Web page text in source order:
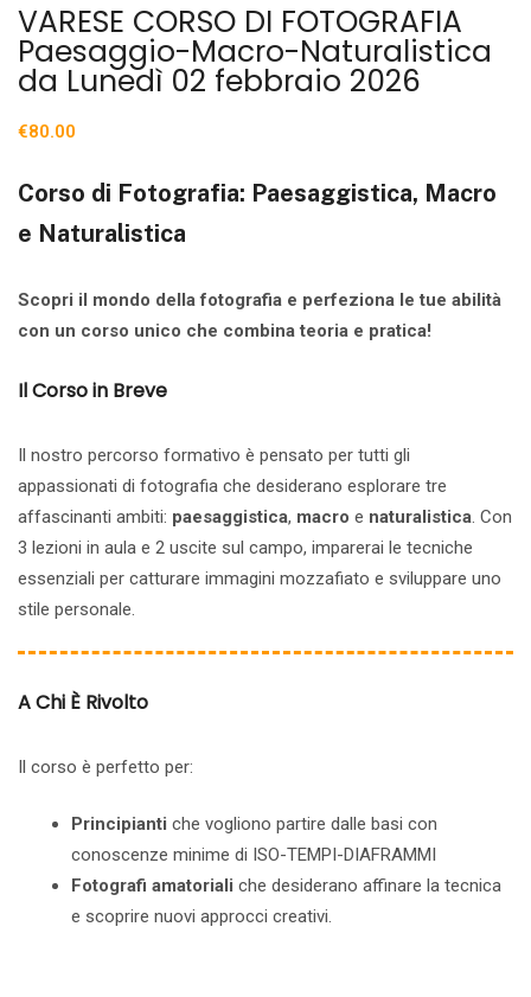
VARESE CORSO DI FOTOGRAFIA
Paesaggio-Macro-Naturalistica
da Lunedì 02 febbraio 2026
€80.00
Corso di Fotografia: Paesaggistica, Macro
e Naturalistica
Scopri il mondo della fotografia e perfeziona le tue abilità
con un corso unico che combina teoria e pratica!
Il Corso in Breve
Il nostro percorso formativo è pensato per tutti gli
appassionati di fotografia che desiderano esplorare tre
affascinanti ambiti: paesaggistica, macro e naturalistica. Con
3 lezioni in aula e 2 uscite sul campo, imparerai le tecniche
essenziali per catturare immagini mozzafiato e sviluppare uno
stile personale.
A Chi È Rivolto
Il corso è perfetto per:
Principianti che vogliono partire dalle basi con
conoscenze minime di ISO-TEMPI-DIAFRAMMI
Fotografi amatoriali che desiderano affinare la tecnica
e scoprire nuovi approcci creativi.